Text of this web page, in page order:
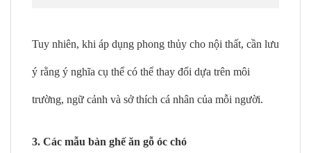
Tuy nhiên, khi áp dụng phong thủy cho nội thất, cần lưu
ý rằng ý nghĩa cụ thể có thể thay đổi dựa trên môi
trường, ngữ cảnh và sở thích cá nhân của mỗi người.
3. Các mẫu bàn ghế ăn gỗ óc chó